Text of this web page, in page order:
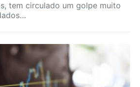
tem circulado um golpe muito